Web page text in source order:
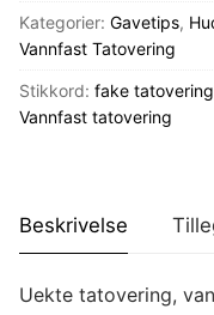
Kategorier: Gavetips,
Vannfast Tatovering
Stikkord: fake tatovering
Vannfast tatovering
Beskrivelse
Uekte tatovering,